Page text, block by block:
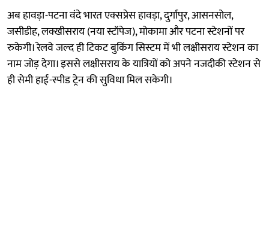
अब हावड़ा-पटना वंदे भारत एक्सप्रेस हावड़ा, दुर्गापुर, आसनसोल,
जसीडीह, लक्खीसराय (नया स्टॉपेज), मोकामा और पटना स्टेशनों पर
रुकेगी। रेलवे जल्द ही टिकट बुकिंग सिस्टम में भी लक्षीसराय स्टेशन का
नाम जोड़ देगा। इससे लक्षीसराय के यात्रियों को अपने नजदीकी स्टेशन से
ही सेमी हाई-स्पीड ट्रेन की सुविधा मिल सकेगी।